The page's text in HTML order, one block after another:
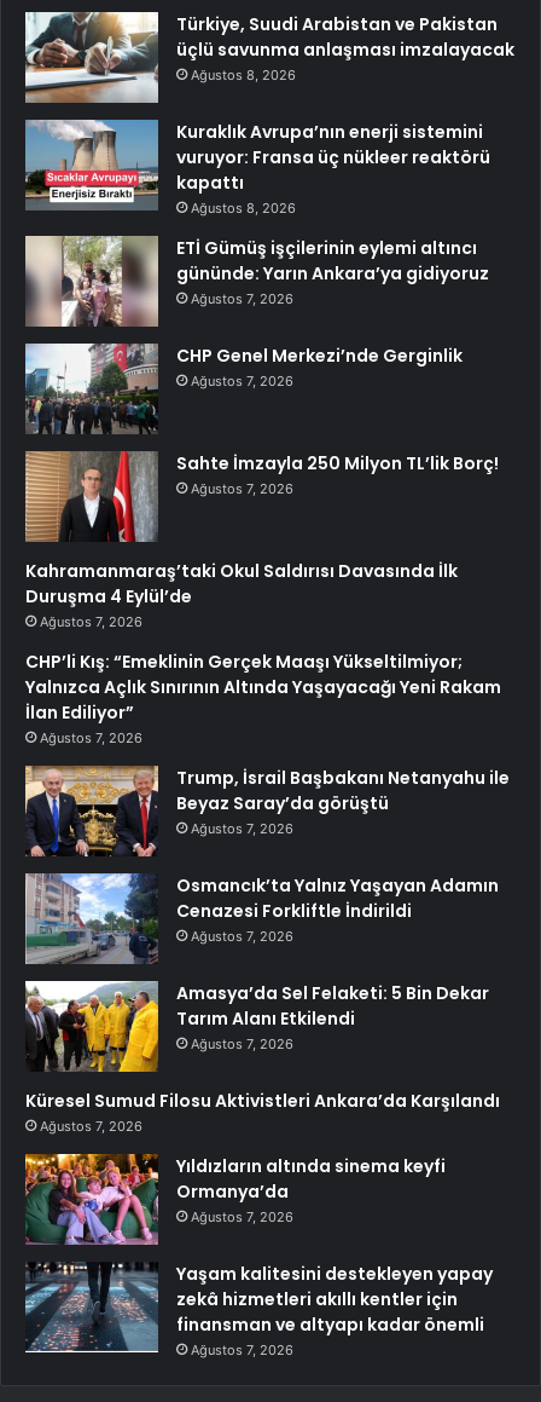
Türkiye, Suudi Arabistan ve Pakistan
üçlü savunma anlaşması imzalayacak
Ağustos 8, 2026
Kuraklık Avrupa’nın enerji sistemini
vuruyor: Fransa üç nükleer reaktörü
kapattı
Ağustos 8, 2026
ETİ Gümüş işçilerinin eylemi altıncı
gününde: Yarın Ankara’ya gidiyoruz
Ağustos 7, 2026
CHP Genel Merkezi’nde Gerginlik
Ağustos 7, 2026
Sahte İmzayla 250 Milyon TL’lik Borç!
Ağustos 7, 2026
Kahramanmaraş’taki Okul Saldırısı Davasında İlk
Duruşma 4 Eylül’de
Ağustos 7, 2026
CHP’li Kış: “Emeklinin Gerçek Maaşı Yükseltilmiyor;
Yalnızca Açlık Sınırının Altında Yaşayacağı Yeni Rakam
İlan Ediliyor”
Ağustos 7, 2026
Trump, İsrail Başbakanı Netanyahu ile
Beyaz Saray’da görüştü
Ağustos 7, 2026
Osmancık’ta Yalnız Yaşayan Adamın
Cenazesi Forkliftle İndirildi
Ağustos 7, 2026
Amasya’da Sel Felaketi: 5 Bin Dekar
Tarım Alanı Etkilendi
Ağustos 7, 2026
Küresel Sumud Filosu Aktivistleri Ankara’da Karşılandı
Ağustos 7, 2026
Yıldızların altında sinema keyfi
Ormanya’da
Ağustos 7, 2026
Yaşam kalitesini destekleyen yapay
zekâ hizmetleri akıllı kentler için
finansman ve altyapı kadar önemli
Ağustos 7, 2026